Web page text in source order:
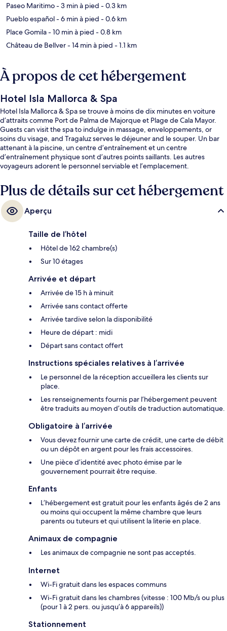
Paseo Maritimo- 3 min à pied - 0.3 km
Pueblo español- 6 min à pied - 0.6 km
Place Gomila- 10 min à pied - 0.8 km
Château de Bellver- 14 min à pied - 1.1 km
À propos de cet hébergement
Hotel Isla Mallorca & Spa
Hotel Isla Mallorca & Spa se trouve à moins de dix minutes en voiture
d’attraits comme Port de Palma de Majorque et Plage de Cala Mayor.
Guests can visit the spa to indulge in massage, enveloppements, or
soins du visage, and Tragaluz serves le déjeuner and le souper. Un bar
attenant à la piscine, un centre d’entraînement et un centre
d’entraînement physique sont d’autres points saillants. Les autres
voyageurs adorent le personnel serviable et l’emplacement.
Plus de détails sur cet hébergement
Aperçu
Taille de l’hôtel
Hôtel de 162 chambre(s)
Sur 10 étages
Arrivée et départ
Arrivée de 15 h à minuit
Arrivée sans contact offerte
Arrivée tardive selon la disponibilité
Heure de départ : midi
Départ sans contact offert
Instructions spéciales relatives à l’arrivée
Le personnel de la réception accueillera les clients sur
place.
Les renseignements fournis par l’hébergement peuvent
être traduits au moyen d’outils de traduction automatique.
Obligatoire à l’arrivée
Vous devez fournir une carte de crédit, une carte de débit
ou un dépôt en argent pour les frais accessoires.
Une pièce d’identité avec photo émise par le
gouvernement pourrait être requise.
Enfants
L’hébergement est gratuit pour les enfants âgés de 2 ans
ou moins qui occupent la même chambre que leurs
parents ou tuteurs et qui utilisent la literie en place.
Animaux de compagnie
Les animaux de compagnie ne sont pas acceptés.
Internet
Wi-Fi gratuit dans les espaces communs
Wi-Fi gratuit dans les chambres (vitesse : 100 Mb/s ou plus
(pour 1 à 2 pers. ou jusqu’à 6 appareils))
Stationnement